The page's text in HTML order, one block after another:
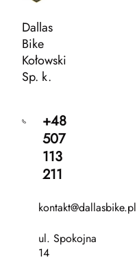
Dallas
Bike
Kołowski
Sp. k.
+48
507
113
211
kontakt@dallasbike.pl
ul. Spokojna
14